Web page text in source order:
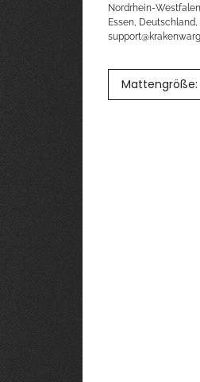
Nordrhein-Westfalen
Essen, Deutschland,
Mattengröße: